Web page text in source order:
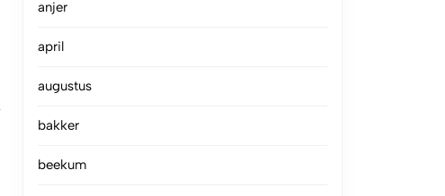
anjer
april
augustus
bakker
beekum